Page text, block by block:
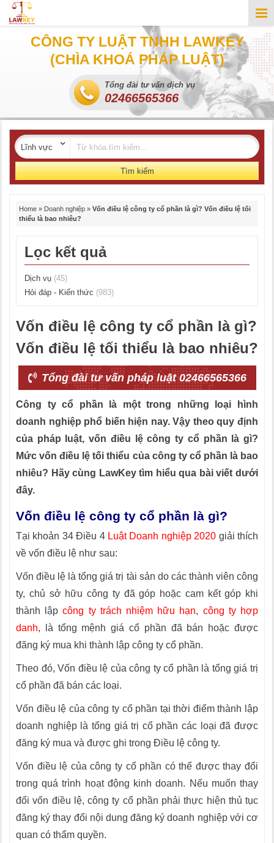
CÔNG TY LUẬT TNHH LAWKEY
(CHÌA KHOÁ PHÁP LUẬT)
Tổng đài tư vấn dịch vụ
02466565366
Tìm kiếm
Home » Doanh nghiệp » Vốn điều lệ công ty cổ phần là gì? Vốn điều lệ tối
thiểu là bao nhiêu?
Lọc kết quả
Dịch vụ (45)
Hỏi đáp - Kiến thức (983)
Vốn điều lệ công ty cổ phần là gì?
Vốn điều lệ tối thiểu là bao nhiêu?
Tổng đài tư vấn pháp luật 02466565366
Công ty cổ phần là một trong những loại hình
doanh nghiệp phổ biến hiện nay. Vậy theo quy định
của pháp luật, vốn điều lệ công ty cổ phần là gì?
Mức vốn điều lệ tối thiểu của công ty cổ phần là bao
nhiêu? Hãy cùng LawKey tìm hiểu qua bài viết dưới
đây.
Vốn điều lệ công ty cổ phần là gì?
Tại khoản 34 Điều 4 Luật Doanh nghiệp 2020 giải thích
về vốn điều lệ như sau:
Vốn điều lệ là tổng giá trị tài sản do các thành viên công
ty, chủ sở hữu công ty đã góp hoặc cam kết góp khi
thành lậpcông ty trách nhiệm hữu hạn, công ty hợp
danh, là tổng mệnh giá cổ phần đã bán hoặc được
đăng ký mua khi thành lập công ty cổ phần.
Theo đó, Vốn điều lệ của công ty cổ phần là tổng giá trị
cổ phần đã bán các loại.
Vốn điều lệ của công ty cổ phần tại thời điểm thành lập
doanh nghiệp là tổng giá trị cổ phần các loại đã được
đăng ký mua và được ghi trong Điều lệ công ty.
Vốn điều lệ của công ty cổ phần có thể được thay đổi
trong quá trình hoạt động kinh doanh. Nếu muốn thay
đổi vốn điều lệ, công ty cổ phần phải thực hiện thủ tục
đăng ký thay đổi nội dung đăng ký doanh nghiệp với cơ
quan có thẩm quyền.